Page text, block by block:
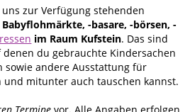
zur Verfügung stehenden
-basare, -börsen, -
im Raum Kufstein. Das sind
du gebrauchte Kindersachen
sowie andere Ausstattung für
und mitunter auch tauschen kannst.